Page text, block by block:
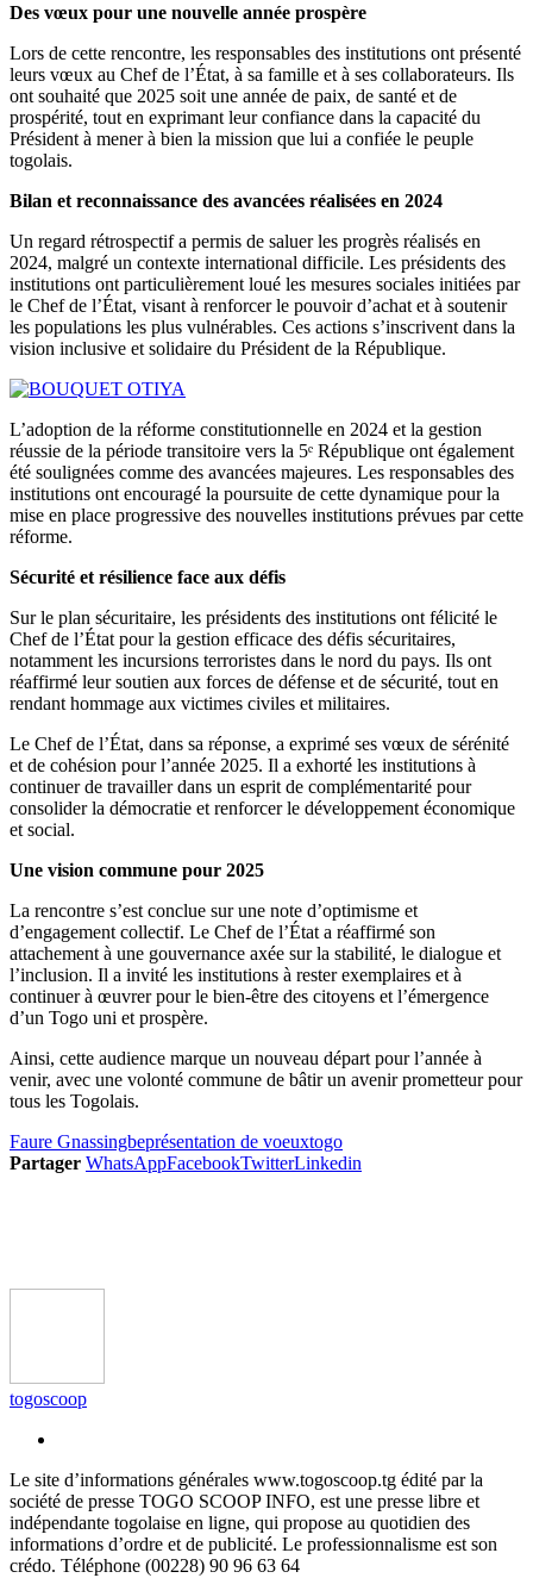
Des vœux pour une nouvelle année prospère
Lors de cette rencontre, les responsables des institutions ont présenté
leurs vœux au Chef de l’État, à sa famille et à ses collaborateurs. Ils
ont souhaité que 2025 soit une année de paix, de santé et de
prospérité, tout en exprimant leur confiance dans la capacité du
Président à mener à bien la mission que lui a confiée le peuple
togolais.
Bilan et reconnaissance des avancées réalisées en 2024
Un regard rétrospectif a permis de saluer les progrès réalisés en
2024, malgré un contexte international difficile. Les présidents des
institutions ont particulièrement loué les mesures sociales initiées par
le Chef de l’État, visant à renforcer le pouvoir d’achat et à soutenir
les populations les plus vulnérables. Ces actions s’inscrivent dans la
vision inclusive et solidaire du Président de la République.
L’adoption de la réforme constitutionnelle en 2024 et la gestion
réussie de la période transitoire vers la 5ᵉ République ont également
été soulignées comme des avancées majeures. Les responsables des
institutions ont encouragé la poursuite de cette dynamique pour la
mise en place progressive des nouvelles institutions prévues par cette
réforme.
Sécurité et résilience face aux défis
Sur le plan sécuritaire, les présidents des institutions ont félicité le
Chef de l’État pour la gestion efficace des défis sécuritaires,
notamment les incursions terroristes dans le nord du pays. Ils ont
réaffirmé leur soutien aux forces de défense et de sécurité, tout en
rendant hommage aux victimes civiles et militaires.
Le Chef de l’État, dans sa réponse, a exprimé ses vœux de sérénité
et de cohésion pour l’année 2025. Il a exhorté les institutions à
continuer de travailler dans un esprit de complémentarité pour
consolider la démocratie et renforcer le développement économique
et social.
Une vision commune pour 2025
La rencontre s’est conclue sur une note d’optimisme et
d’engagement collectif. Le Chef de l’État a réaffirmé son
attachement à une gouvernance axée sur la stabilité, le dialogue et
l’inclusion. Il a invité les institutions à rester exemplaires et à
continuer à œuvrer pour le bien-être des citoyens et l’émergence
d’un Togo uni et prospère.
Ainsi, cette audience marque un nouveau départ pour l’année à
venir, avec une volonté commune de bâtir un avenir prometteur pour
tous les Togolais.
Faure Gnassingbeprésentation de voeuxtogo
Partager WhatsAppFacebookTwitterLinkedin
togoscoop
Le site d’informations générales www.togoscoop.tg édité par la
société de presse TOGO SCOOP INFO, est une presse libre et
indépendante togolaise en ligne, qui propose au quotidien des
informations d’ordre et de publicité. Le professionnalisme est son
crédo. Téléphone (00228) 90 96 63 64